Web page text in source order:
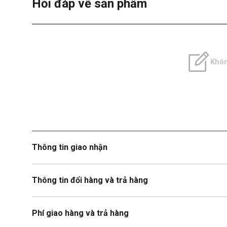
Hỏi đáp về sản phẩm
Thông tin giao nhận
Thông tin đổi hàng và trả hàng
Phí giao hàng và trả hàng